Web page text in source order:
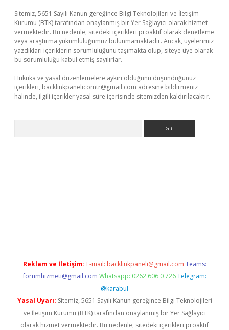
Sitemiz, 5651 Sayılı Kanun gereğince Bilgi Teknolojileri ve İletişim
Kurumu (BTK) tarafından onaylanmış bir Yer Sağlayıcı olarak hizmet
vermektedir. Bu nedenle, sitedeki içerikleri proaktif olarak denetleme
veya araştırma yükümlülüğümüz bulunmamaktadır. Ancak, üyelerimiz
yazdıkları içeriklerin sorumluluğunu taşımakta olup, siteye üye olarak
bu sorumluluğu kabul etmiş sayılırlar.
Hukuka ve yasal düzenlemelere aykırı olduğunu düşündüğünüz
içerikleri, backlinkpanelicomtr@gmail.com adresine bildirmeniz
halinde, ilgili içerikler yasal süre içerisinde sitemizden kaldırılacaktır.
Reklam ve İletişim: E-mail: backlinkpaneli@gmail.com Teams:
forumhizmeti@gmail.com Whatsapp: 0262 606 0 726 Telegram:
@karabul
Yasal Uyarı: Sitemiz, 5651 Sayılı Kanun gereğince Bilgi Teknolojileri
ve İletişim Kurumu (BTK) tarafından onaylanmış bir Yer Sağlayıcı
olarak hizmet vermektedir. Bu nedenle, sitedeki içerikleri proaktif